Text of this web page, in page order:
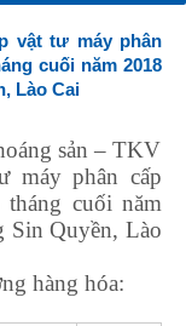
vật tư máy phân
cuối năm 2018
Lào Cai
sản – TKV
máy phân cấp
cuối năm
Sin Quyền, Lào
hàng hóa: